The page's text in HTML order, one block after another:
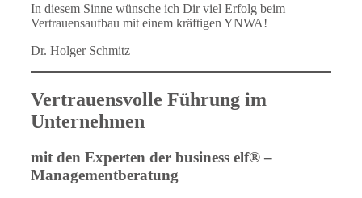
In diesem Sinne wünsche ich Dir viel Erfolg beim
Vertrauensaufbau mit einem kräftigen YNWA!
Dr. Holger Schmitz
Vertrauensvolle Führung im
Unternehmen
mit den Experten der business elf® –
Managementberatung